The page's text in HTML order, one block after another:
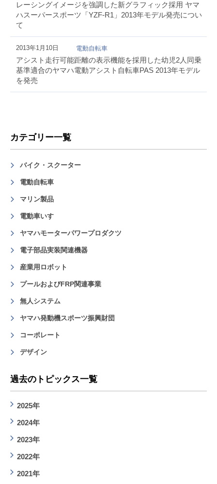
レーシングイメージを強調した新グラフィック採用 ヤマ
ハスーパースポーツ「YZF-R1」2013年モデル発売につい
て
2013年1月10日 電動自転車
アシスト走行可能距離の表示機能を採用した幼児2人同乗
基準適合のヤマハ電動アシスト自転車PAS 2013年モデル
を発売
カテゴリー一覧
バイク・スクーター
電動自転車
マリン製品
電動車いす
ヤマハモーターパワープロダクツ
電子部品実装関連機器
産業用ロボット
プールおよびFRP関連事業
無人システム
ヤマハ発動機スポーツ振興財団
コーポレート
デザイン
過去のトピックス一覧
2025年
2024年
2023年
2022年
2021年